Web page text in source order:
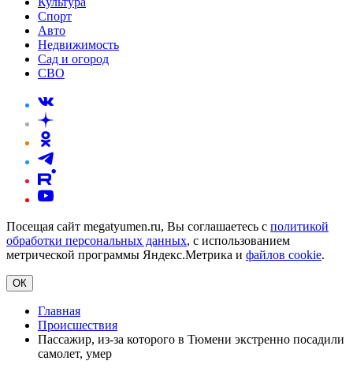
Спорт
Авто
Недвижимость
Сад и огород
СВО
Посещая сайт megatyumen.ru, Вы соглашаетесь с политикой
обработки персональных данных, с использованием
метрической программы Яндекс.Метрика и файлов cookie.
ОК
Главная
Происшествия
Пассажир, из-за которого в Тюмени экстренно посадили
самолет, умер